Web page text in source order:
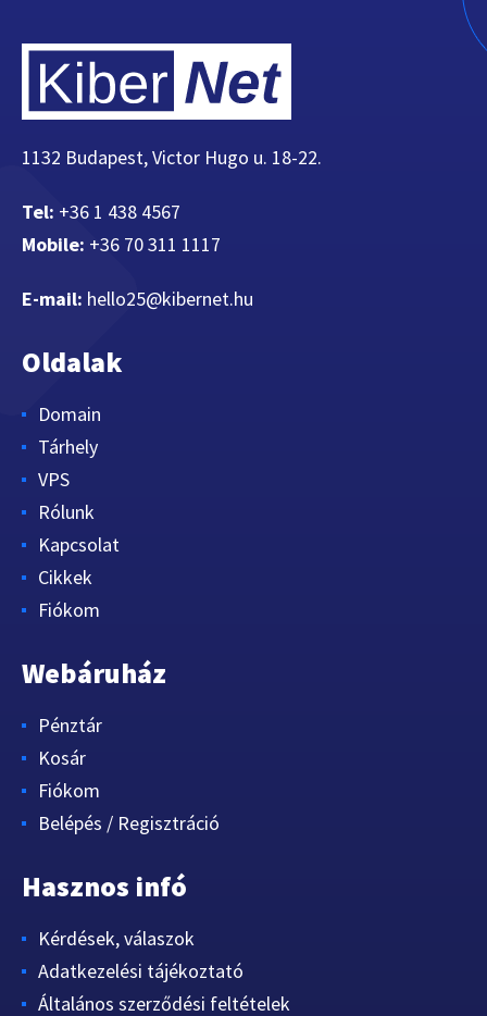
1132 Budapest, Victor Hugo u. 18-22.
Tel: +36 1 438 4567
Mobile: +36 70 311 1117
E-mail: hello25@kibernet.hu
Oldalak
Domain
Tárhely
VPS
Rólunk
Kapcsolat
Cikkek
Fiókom
Webáruház
Pénztár
Kosár
Fiókom
Belépés / Regisztráció
Hasznos infó
Kérdések, válaszok
Adatkezelési tájékoztató
Általános szerződési feltételek